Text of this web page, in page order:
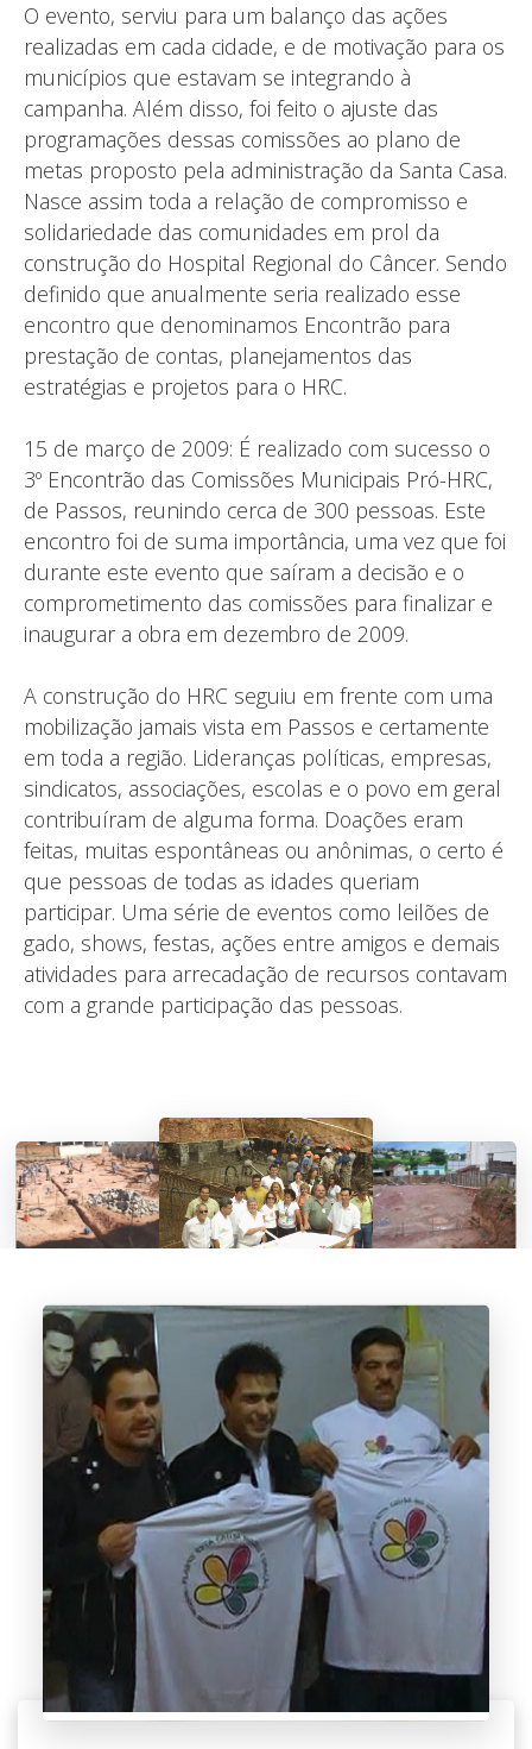
O evento, serviu para um balanço das ações
realizadas em cada cidade, e de motivação para os
municípios que estavam se integrando à
campanha. Além disso, foi feito o ajuste das
programações dessas comissões ao plano de
metas proposto pela administração da Santa Casa.
Nasce assim toda a relação de compromisso e
solidariedade das comunidades em prol da
construção do Hospital Regional do Câncer. Sendo
definido que anualmente seria realizado esse
encontro que denominamos Encontrão para
prestação de contas, planejamentos das
estratégias e projetos para o HRC.
15 de março de 2009: É realizado com sucesso o
3º Encontrão das Comissões Municipais Pró-HRC,
de Passos, reunindo cerca de 300 pessoas. Este
encontro foi de suma importância, uma vez que foi
durante este evento que saíram a decisão e o
comprometimento das comissões para finalizar e
inaugurar a obra em dezembro de 2009.
A construção do HRC seguiu em frente com uma
mobilização jamais vista em Passos e certamente
em toda a região. Lideranças políticas, empresas,
sindicatos, associações, escolas e o povo em geral
contribuíram de alguma forma. Doações eram
feitas, muitas espontâneas ou anônimas, o certo é
que pessoas de todas as idades queriam
participar. Uma série de eventos como leilões de
gado, shows, festas, ações entre amigos e demais
atividades para arrecadação de recursos contavam
com a grande participação das pessoas.